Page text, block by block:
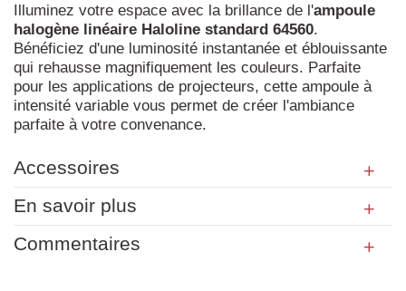
Illuminez votre espace avec la brillance de l'ampoule
halogène linéaire Haloline standard 64560.
Bénéficiez d'une luminosité instantanée et éblouissante
qui rehausse magnifiquement les couleurs. Parfaite
pour les applications de projecteurs, cette ampoule à
intensité variable vous permet de créer l'ambiance
parfaite à votre convenance.
Accessoires
En savoir plus
Commentaires